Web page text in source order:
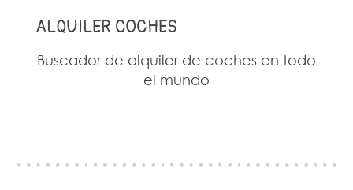
ALQUILER COCHES
Buscador de alquiler de coches en todo
el mundo